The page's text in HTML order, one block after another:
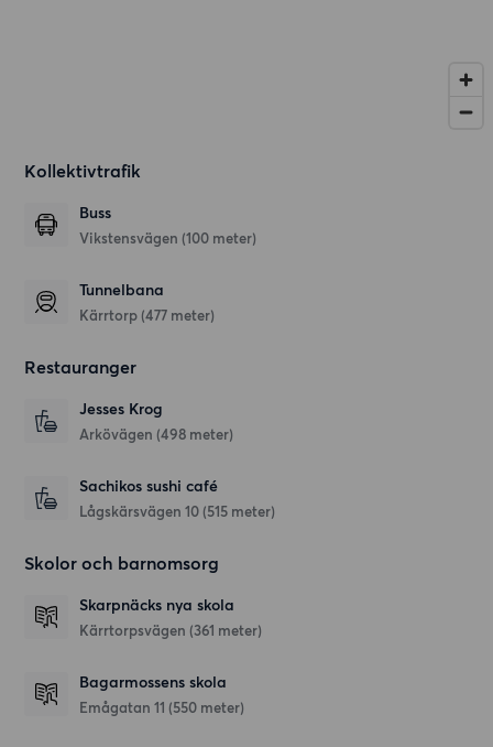
Kollektivtrafik
Buss
Vikstensvägen (100 meter)
Tunnelbana
Kärrtorp (477 meter)
Restauranger
Jesses Krog
Arkövägen (498 meter)
Sachikos sushi café
Lågskärsvägen 10 (515 meter)
Skolor och barnomsorg
Skarpnäcks nya skola
Kärrtorpsvägen (361 meter)
Bagarmossens skola
Emågatan 11 (550 meter)